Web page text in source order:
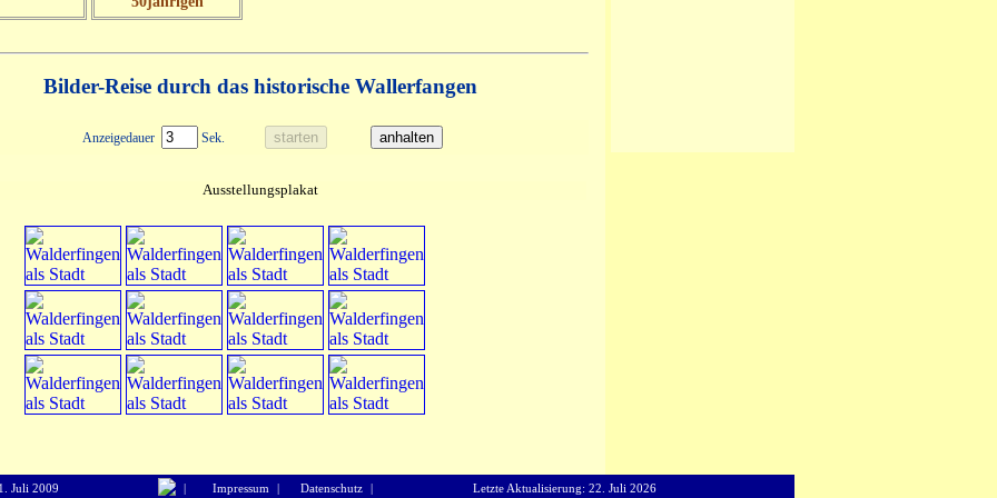
Bilder-Reise durch das historische Wallerfangen
Anzeigedauer Sek.
Ausstellungsplakat
Juli 2009 | Impressum | Datenschutz | Letzte Aktualisierung: 22. Juli 2026